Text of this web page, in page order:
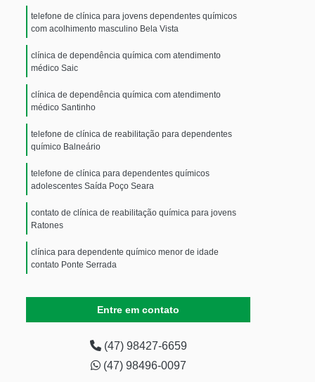
telefone de clínica para jovens dependentes químicos
com acolhimento masculino Bela Vista
clínica de dependência química com atendimento
médico Saic
clínica de dependência química com atendimento
médico Santinho
telefone de clínica de reabilitação para dependentes
químico Balneário
telefone de clínica para dependentes químicos
adolescentes Saída Poço Seara
contato de clínica de reabilitação química para jovens
Ratones
clínica para dependente químico menor de idade
contato Ponte Serrada
com acolhimento masculino Tunápolis
clínica de reabilitação para dependentes químico Retiro
Entre em contato
(47) 98427-6659
(47) 98496-0097